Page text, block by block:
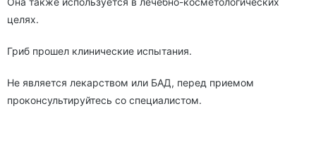
целях.
Гриб прошел клинические испытания.
Не является лекарством или БАД, перед приемом
проконсультируйтесь со специалистом.